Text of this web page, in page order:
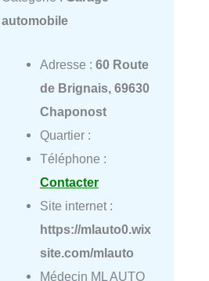
automobile
Adresse : 60 Route
de Brignais, 69630
Chaponost
Quartier :
Téléphone :
Contacter
Site internet :
https://mlauto0.wix
site.com/mlauto
Médecin ML AUTO